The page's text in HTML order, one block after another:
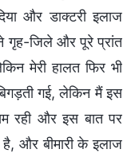
और डाक्टरी इलाज
गृह-जिले और पूरे प्रांत
मेरी हालत फिर भी
गई, लेकिन मैं इस
रही और इस बात पर
और बीमारी के इलाज